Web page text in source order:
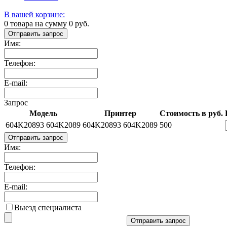
В вашей корзине:
0 товара на сумму 0 руб.
Отправить запрос
Имя:
Телефон:
E-mail:
Запрос
Модель
Принтер Стоимость в руб.
604K20893 604K2089 604K20893 604K2089 500
Отправить запрос
Имя:
Телефон:
E-mail:
Выезд специалиста
Отправить запрос